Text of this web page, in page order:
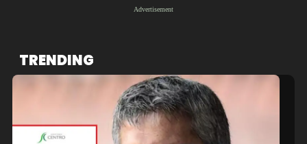
TRENDING